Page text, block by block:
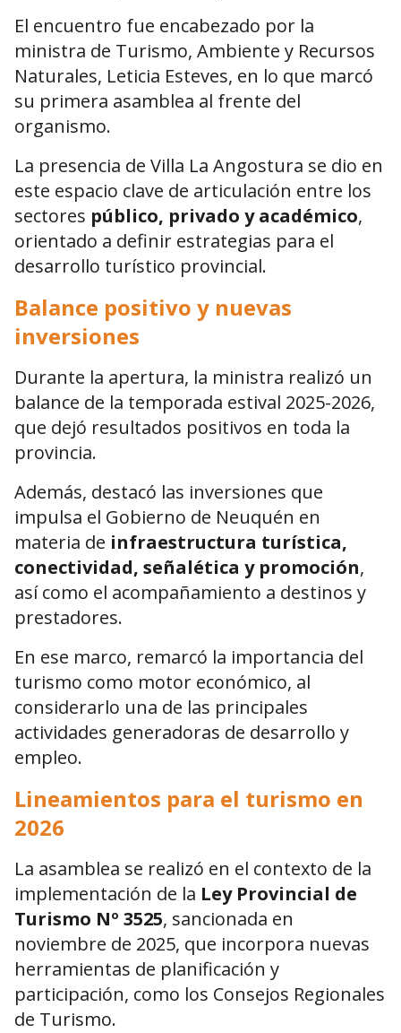
El encuentro fue encabezado por la
ministra de Turismo, Ambiente y Recursos
Naturales, Leticia Esteves, en lo que marcó
su primera asamblea al frente del
organismo.
La presencia de Villa La Angostura se dio en
este espacio clave de articulación entre los
sectores público, privado y académico,
orientado a definir estrategias para el
desarrollo turístico provincial.
Balance positivo y nuevas
inversiones
Durante la apertura, la ministra realizó un
balance de la temporada estival 2025-2026,
que dejó resultados positivos en toda la
provincia.
Además, destacó las inversiones que
impulsa el Gobierno de Neuquén en
materia de infraestructura turística,
conectividad, señalética y promoción,
así como el acompañamiento a destinos y
prestadores.
En ese marco, remarcó la importancia del
turismo como motor económico, al
considerarlo una de las principales
actividades generadoras de desarrollo y
empleo.
Lineamientos para el turismo en
2026
La asamblea se realizó en el contexto de la
implementación de la Ley Provincial de
Turismo Nº 3525, sancionada en
noviembre de 2025, que incorpora nuevas
herramientas de planificación y
participación, como los Consejos Regionales
de Turismo.